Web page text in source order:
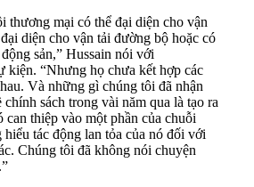
thương mại có thể đại diện cho vận
diện cho vận tải đường bộ hoặc có
sản,” Hussain nói với
kiện. “Nhưng họ chưa kết hợp các
Và những gì chúng tôi đã nhận
sách trong vài năm qua là tạo ra
can thiệp vào một phần của chuỗi
tác động lan tỏa của nó đối với
Chúng tôi đã không nói chuyện